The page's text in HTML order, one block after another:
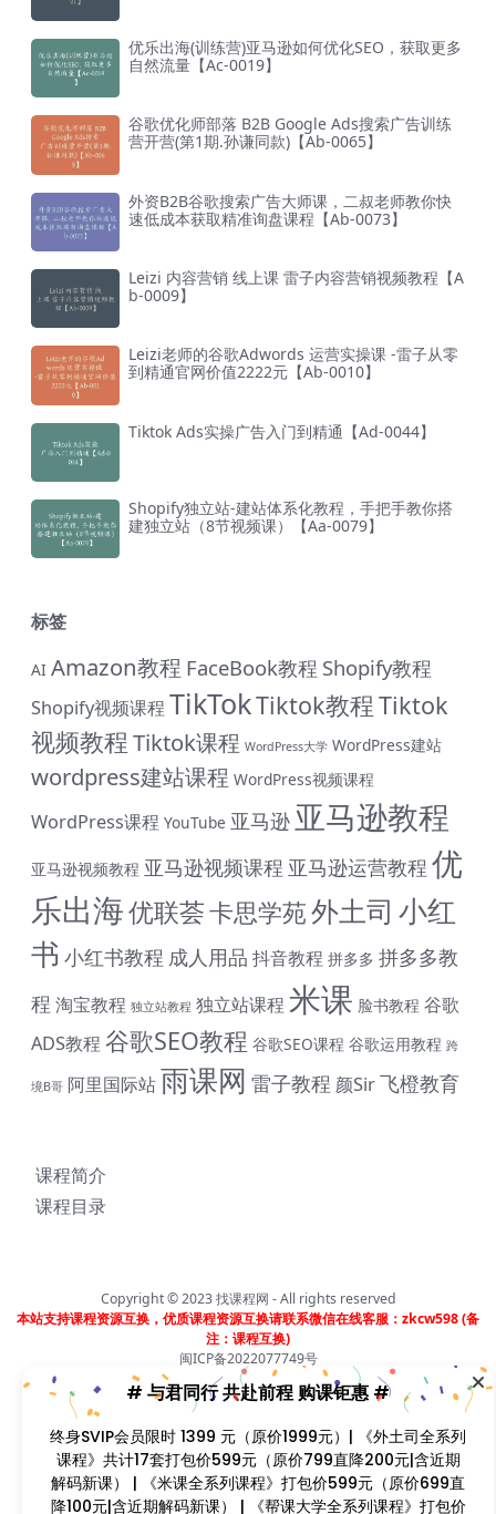
优乐出海(训练营)亚马逊如何优化SEO，获取更多
自然流量【Ac-0019】
谷歌优化师部落 B2B Google Ads搜索广告训练
营开营(第1期.孙谦同款)【Ab-0065】
外资B2B谷歌搜索广告大师课，二叔老师教你快
速低成本获取精准询盘课程【Ab-0073】
Leizi 内容营销 线上课 雷子内容营销视频教程【A
b-0009】
Leizi老师的谷歌Adwords 运营实操课 -雷子从零
到精通官网价值2222元【Ab-0010】
Tiktok Ads实操广告入门到精通【Ad-0044】
Shopify独立站-建站体系化教程，手把手教你搭
建独立站（8节视频课）【Aa-0079】
标签
AI Amazon教程 FaceBook教程 Shopify教程
Shopify视频课程TikTokTiktok教程Tiktok
视频教程Tiktok课程 WordPress大学 WordPress建站
wordpress建站课程 WordPress视频课程
WordPress课程 YouTube 亚马逊 亚马逊教程
亚马逊视频教程 亚马逊视频课程 亚马逊运营教程 优
乐出海优联荟卡思学苑外土司 小红
书 小红书教程 成人用品 抖音教程 拼多多 拼多多教
程 淘宝教程 独立站教程 独立站课程米课 脸书教程 谷歌
ADS教程谷歌SEO教程 谷歌SEO课程 谷歌运用教程 跨
境B哥 阿里国际站雨课网 雷子教程 颜Sir飞橙教育
课程简介
课程目录
Copyright © 2023找课程网 - All rights reserved
本站支持课程资源互换，优质课程资源互换请联系微信在线客服：zkcw598 (备
注：课程互换)
闽ICP备2022077749号
首页 分类 会员 我的
系列课程》共计17套打包价599元（原价799直降200元|
含近期解码新课） | 《米课全系列课程》打包价599元
799直降300元|含近期解码新课 | 凡单次购买课程原价超
过300元，享受原价7折购课钜惠！！